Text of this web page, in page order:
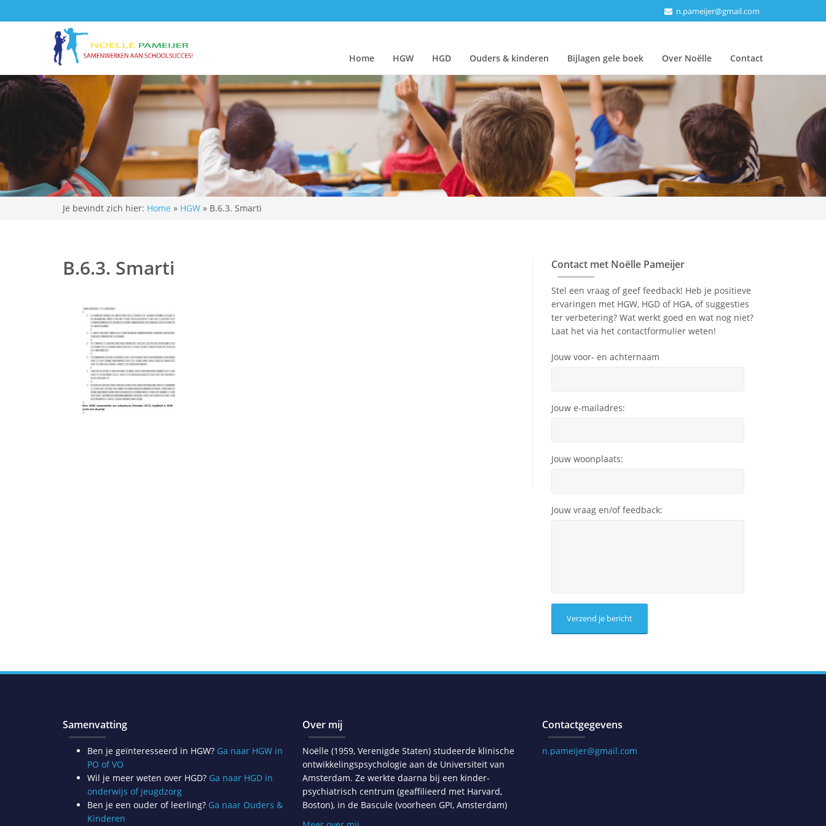
n.pameijer@gmail.com
Home HGW HGD Ouders & kinderen Bijlagen gele boek Over Noëlle Contact
Je bevindt zich hier: Home » HGW » B.6.3. Smarti
B.6.3. Smarti Contact met Noëlle Pameijer
Stel een vraag of geef feedback! Heb je positieve
ervaringen met HGW, HGD of HGA, of suggesties
ter verbetering? Wat werkt goed en wat nog niet?
Laat het via het contactformulier weten!
Jouw voor- en achternaam
Jouw e-mailadres:
Jouw woonplaats:
Jouw vraag en/of feedback:
Samenvatting
Ben je geïnteresseerd in HGW? Ga naar HGW in
PO of VO
Wil je meer weten over HGD? Ga naar HGD in
onderwijs of jeugdzorg
Ben je een ouder of leerling? Ga naar Ouders &
Kinderen
Over mij
Noëlle (1959, Verenigde Staten) studeerde klinische
ontwikkelingspsychologie aan de Universiteit van
Amsterdam. Ze werkte daarna bij een kinder-
psychiatrisch centrum (geaffilieerd met Harvard,
Boston), in de Bascule (voorheen GPI, Amsterdam)
Contactgegevens
n.pameijer@gmail.com